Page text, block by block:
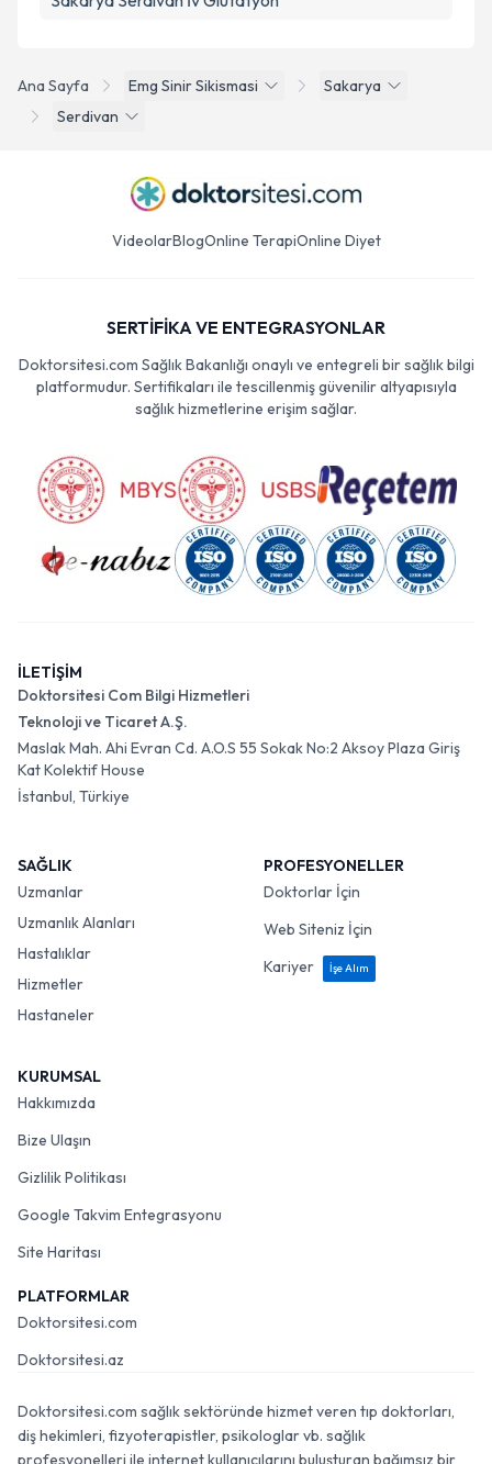
Ana Sayfa Emg Sinir Sikismasi
Sakarya
Serdivan
VideolarBlogOnline TerapiOnline Diyet
SERTİFİKA VE ENTEGRASYONLAR
Doktorsitesi.com Sağlık Bakanlığı onaylı ve entegreli bir sağlık bilgi
platformudur. Sertifikaları ile tescillenmiş güvenilir altyapısıyla
sağlık hizmetlerine erişim sağlar.
İLETİŞİM
Doktorsitesi Com Bilgi Hizmetleri
Teknoloji ve Ticaret A.Ş.
Maslak Mah. Ahi Evran Cd. A.O.S 55 Sokak No:2 Aksoy Plaza Giriş
Kat Kolektif House
İstanbul, Türkiye
SAĞLIK
Uzmanlar
Uzmanlık Alanları
Hastalıklar
Hizmetler
Hastaneler
PROFESYONELLER
Doktorlar İçin
Web Siteniz İçin
Kariyer
İşe Alım
KURUMSAL
Hakkımızda
Bize Ulaşın
Gizlilik Politikası
Google Takvim Entegrasyonu
Site Haritası
PLATFORMLAR
Doktorsitesi.com
Doktorsitesi.az
Doktorsitesi.com sağlık sektöründe hizmet veren tıp doktorları,
diş hekimleri, fizyoterapistler, psikologlar vb. sağlık
profesyonelleri ile internet kullanıcılarını buluşturan bağımsız bir